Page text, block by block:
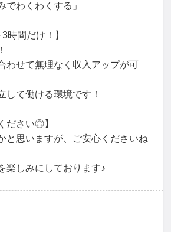
でわくわくする」
時間だけ！】
わせて無理なく収入アップが可
して働ける環境です！
ださい◎】
と思いますが、ご安心くださいね
楽しみにしております♪